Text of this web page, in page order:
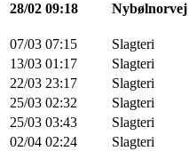
28/02 09:18 Nybølnorvej
07/03 07:15 Slagteri
13/03 01:17 Slagteri
22/03 23:17 Slagteri
25/03 02:32 Slagteri
25/03 03:43 Slagteri
02/04 02:24 Slagteri